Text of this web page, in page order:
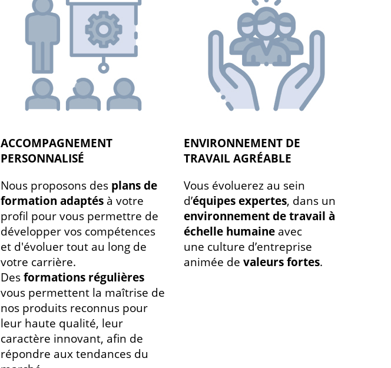
ACCOMPAGNEMENT
PERSONNALISÉ
Nous proposons des plans de
formation adaptés à votre
profil pour vous permettre de
développer vos compétences
et d'évoluer tout au long de
votre carrière.
Desformations régulières
vous permettent la maîtrise de
nos produits reconnus pour
leur haute qualité, leur
caractère innovant, afin de
répondre aux tendances du
ENVIRONNEMENT DE
TRAVAIL AGRÉABLE
Vous évoluerez au sein
d’équipes expertes, dans un
environnement de travail à
échelle humaine avec
une culture d’entreprise
animée devaleurs fortes.